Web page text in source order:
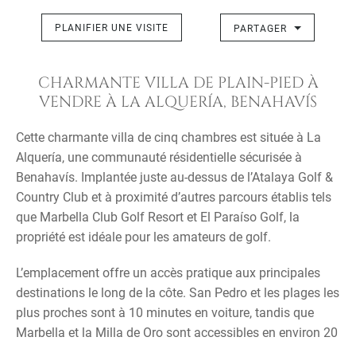
PLANIFIER UNE VISITE PARTAGER
CHARMANTE VILLA DE PLAIN-PIED À
VENDRE À LA ALQUERÍA, BENAHAVÍS
Cette charmante villa de cinq chambres est située à La
Alquería, une communauté résidentielle sécurisée à
Benahavís. Implantée juste au-dessus de l’Atalaya Golf &
Country Club et à proximité d’autres parcours établis tels
que Marbella Club Golf Resort et El Paraíso Golf, la
propriété est idéale pour les amateurs de golf.
L’emplacement offre un accès pratique aux principales
destinations le long de la côte. San Pedro et les plages les
plus proches sont à 10 minutes en voiture, tandis que
Marbella et la Milla de Oro sont accessibles en environ 20